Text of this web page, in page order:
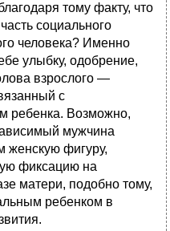
тому факту, что
социального
человека? Именно
улыбку, одобрение,
взрослого —
с
ребенка. Возможно,
мужчина
женскую фигуру,
фиксацию на
матери, подобно тому,
ребенком в